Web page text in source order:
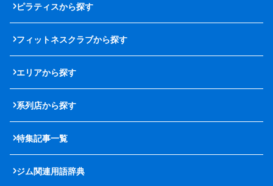
ピラティスから探す
フィットネスクラブから探す
エリアから探す
系列店から探す
特集記事一覧
ジム関連用語辞典